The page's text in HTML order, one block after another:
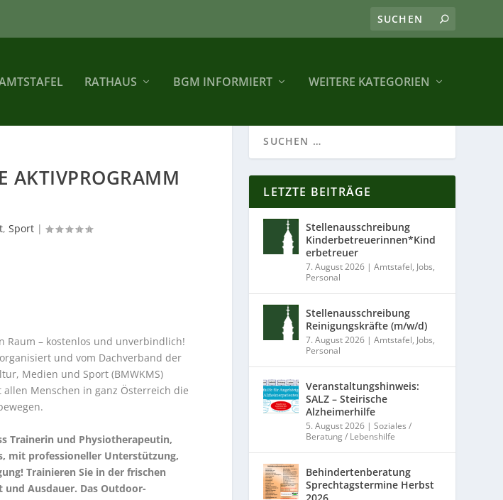
RATHAUS BGM INFORMIERT WEITERE KATEGORIEN
AKTIVPROGRAMM
, Sport|
Raum – kostenlos und unverbindlich!
und vom Dachverband der
Medien und Sport (BMWKMS)
Menschen in ganz Österreich die
Trainerin und Physiotherapeutin,
mit professioneller Unterstützung,
Trainieren Sie in der frischen
Ausdauer. Das Outdoor-
LETZTE BEITRÄGE
Stellenausschreibung
Kinderbetreuerinnen*Kind
erbetreuer
7. August 2026 |Amtstafel, Jobs,
Personal
Stellenausschreibung
Reinigungskräfte (m/w/d)
7. August 2026 |Amtstafel, Jobs,
Personal
Veranstaltungshinweis:
SALZ – Steirische
Alzheimerhilfe
5. August 2026 |Soziales /
Beratung / Lebenshilfe
Behindertenberatung
Sprechtagstermine Herbst